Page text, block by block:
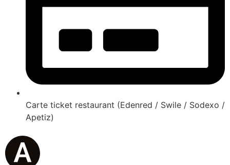
Carte ticket restaurant (Edenred / Swile / Sodexo /
Apetiz)